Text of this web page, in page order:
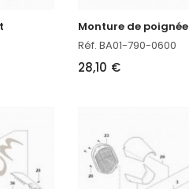
Monture de poignée
Réf. BA01-790-0600
28,10 €